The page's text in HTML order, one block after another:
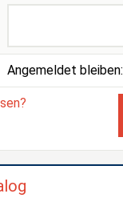
Angemeldet bleiben: